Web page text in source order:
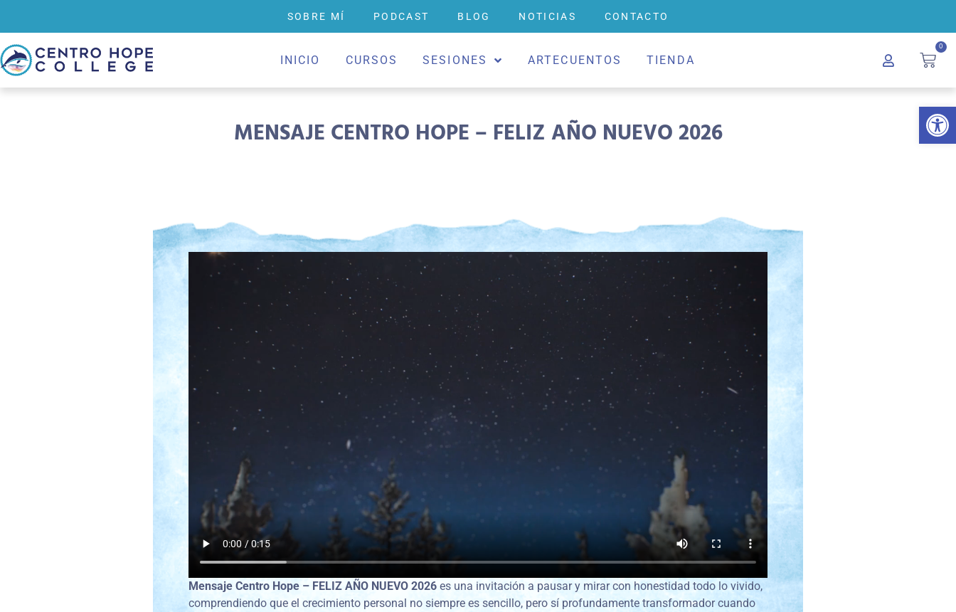
Abrir
SOBRE MÍ PODCAST BLOG NOTICIAS CONTACTO
INICIO CURSOS SESIONES ARTECUENTOS TIENDA
0
MENSAJE CENTRO HOPE – FELIZ AÑO NUEVO 2026
Mensaje Centro Hope – FELIZ AÑO NUEVO 2026 es una invitación a pausar y mirar con honestidad todo lo vivido,
comprendiendo que el crecimiento personal no siempre es sencillo, pero sí profundamente transformador cuando